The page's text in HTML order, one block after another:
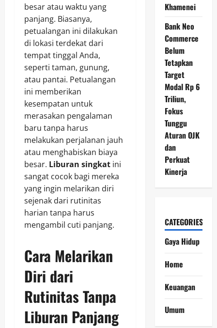
besar atau waktu yang
panjang. Biasanya,
petualangan ini dilakukan
di lokasi terdekat dari
tempat tinggal Anda,
seperti taman, gunung,
atau pantai. Petualangan
ini memberikan
kesempatan untuk
merasakan pengalaman
baru tanpa harus
melakukan perjalanan jauh
atau menghabiskan biaya
besar. Liburan singkat ini
sangat cocok bagi mereka
yang ingin melarikan diri
sejenak dari rutinitas
harian tanpa harus
mengambil cuti panjang.
Cara Melarikan
Diri dari
Rutinitas Tanpa
Liburan Panjang
Khamenei
Bank Neo
Commerce
Belum
Tetapkan
Target
Modal Rp 6
Triliun,
Fokus
Tunggu
Aturan OJK
dan
Perkuat
Kinerja
CATEGORIES
Gaya Hidup
Home
Keuangan
Umum